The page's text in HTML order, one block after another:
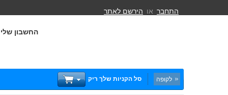
החשבון שלי
התחבר או הירשם לאתר
סל הקניות שלך ריק לקופה